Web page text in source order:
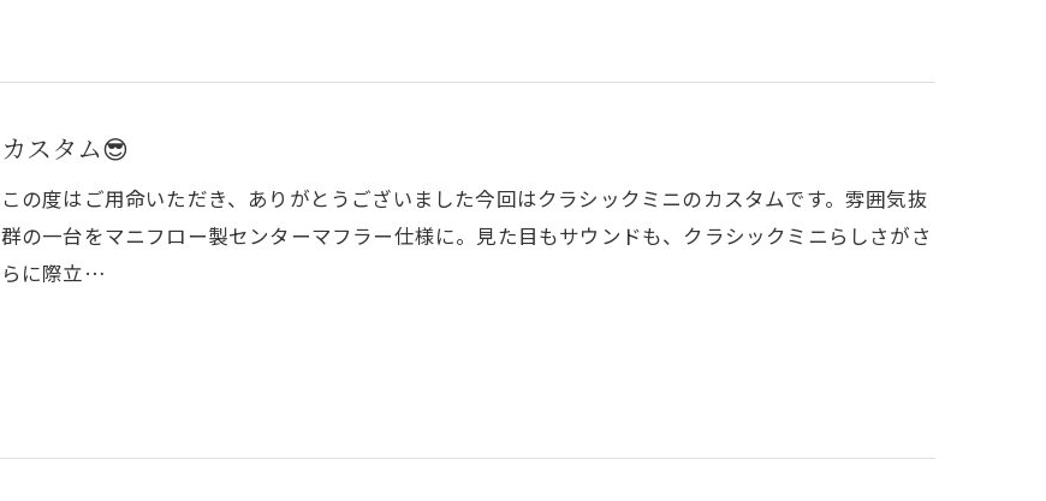
カスタム😎
この度はご用命いただき、ありがとうございました今回はクラシックミニのカスタムです。雰囲気抜
群の一台をマニフロー製センターマフラー仕様に。見た目もサウンドも、クラシックミニらしさがさ
らに際立…